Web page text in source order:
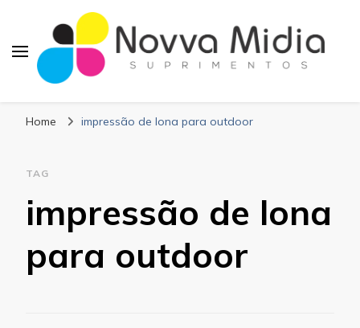
Suprimentos
Home impressão de lona para outdoor
TAG
impressão de lona
para outdoor